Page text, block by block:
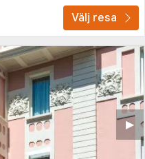
Välj resa
▶︎